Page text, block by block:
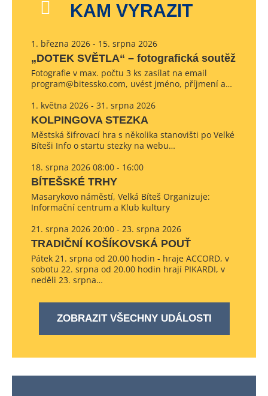
KAM VYRAZIT
1. března 2026 - 15. srpna 2026
„DOTEK SVĚTLA“ – fotografická soutěž
Fotografie v max. počtu 3 ks zasílat na email
program@bitessko.com, uvést jméno, příjmení a…
1. května 2026 - 31. srpna 2026
KOLPINGOVA STEZKA
Městská šifrovací hra s několika stanovišti po Velké
Bíteši Info o startu stezky na webu…
18. srpna 2026 08:00 - 16:00
BÍTEŠSKÉ TRHY
Masarykovo náměstí, Velká Bíteš Organizuje:
Informační centrum a Klub kultury
21. srpna 2026 20:00 - 23. srpna 2026
TRADIČNÍ KOŠÍKOVSKÁ POUŤ
Pátek 21. srpna od 20.00 hodin - hraje ACCORD, v
sobotu 22. srpna od 20.00 hodin hrají PIKARDI, v
neděli 23. srpna…
ZOBRAZIT VŠECHNY UDÁLOSTI